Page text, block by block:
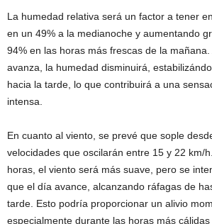
La humedad relativa será un factor a tener
en un 49% a la medianoche y aumentando
94% en las horas más frescas de la
avanza, la humedad disminuirá,
hacia la tarde, lo que contribuirá a una
intensa.
En cuanto al viento, se prevé que sople
velocidades que oscilarán entre 15 y 22 km/
horas, el viento será más suave, pero se
que el día avance, alcanzando ráfagas de
tarde. Esto podría proporcionar un alivio
especialmente durante las horas más cálidas